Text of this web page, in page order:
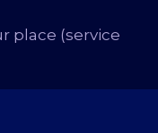
place (service